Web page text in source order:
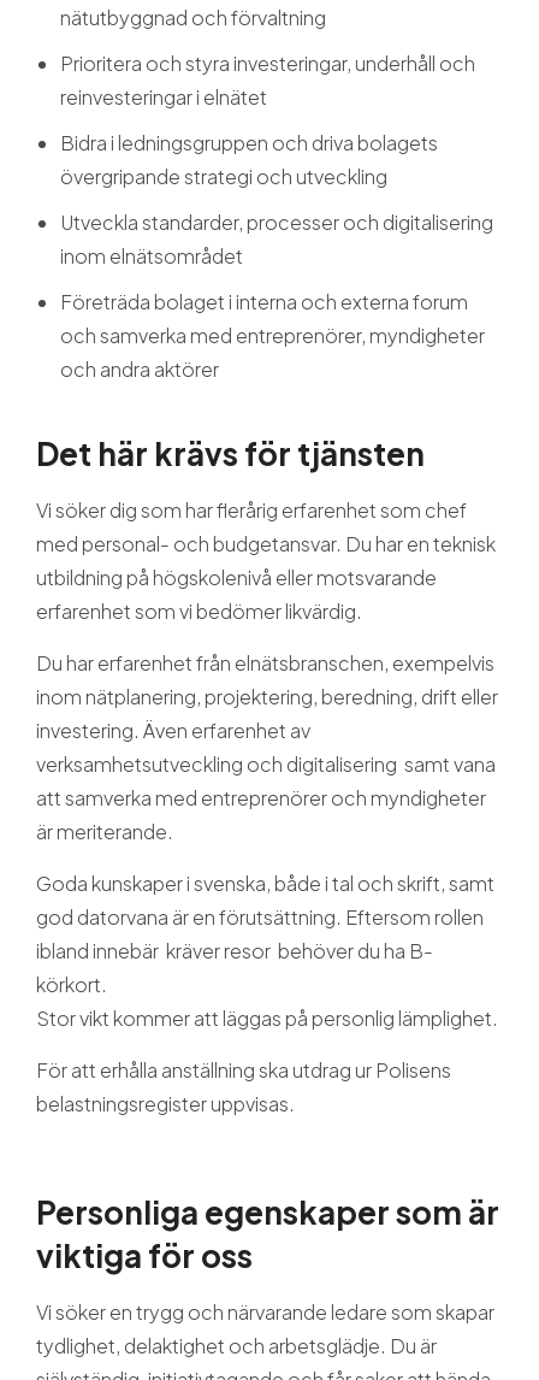
nätutbyggnad och förvaltning
Prioritera och styra investeringar, underhåll och
reinvesteringar i elnätet
Bidra i ledningsgruppen och driva bolagets
övergripande strategi och utveckling
Utveckla standarder, processer och digitalisering
inom elnätsområdet
Företräda bolaget i interna och externa forum
och samverka med entreprenörer, myndigheter
och andra aktörer
Det här krävs för tjänsten
Vi söker dig som har flerårig erfarenhet som chef
med personal- och budgetansvar. Du har en teknisk
utbildning på högskolenivå eller motsvarande
erfarenhet som vi bedömer likvärdig.
Du har erfarenhet från elnätsbranschen, exempelvis
inom nätplanering, projektering, beredning, drift eller
investering. Även erfarenhet av
verksamhetsutveckling och digitalisering samt vana
att samverka med entreprenörer och myndigheter
är meriterande.
Goda kunskaper i svenska, både i tal och skrift, samt
god datorvana är en förutsättning. Eftersom rollen
ibland innebär kräver resor behöver du ha B-
körkort.
Stor vikt kommer att läggas på personlig lämplighet.
För att erhålla anställning ska utdrag ur Polisens
belastningsregister uppvisas.
Personliga egenskaper som är
viktiga för oss
Vi söker en trygg och närvarande ledare som skapar
tydlighet, delaktighet och arbetsglädje. Du är